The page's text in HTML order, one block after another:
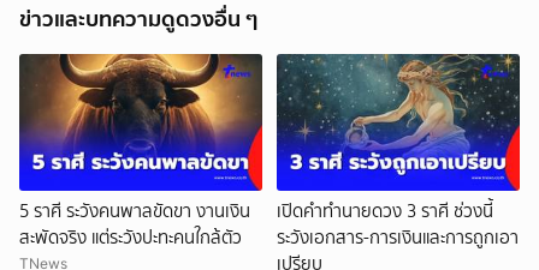
ข่าวและบทความดูดวงอื่น ๆ
5 ราศี ระวังคนพาลขัดขา งานเงิน
สะพัดจริง แต่ระวังปะทะคนใกล้ตัว
TNews
เปิดคำทำนายดวง 3 ราศี ช่วงนี้
ระวังเอกสาร-การเงินและการถูกเอา
เปรียบ